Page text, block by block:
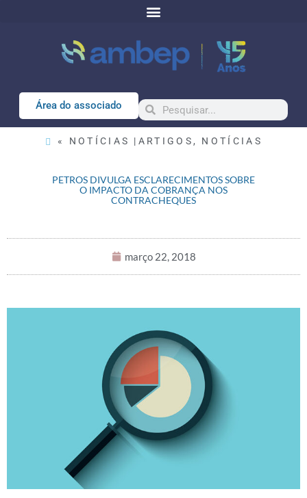
Área do associado
« NOTÍCIAS | ARTIGOS , NOTÍCIAS
PETROS DIVULGA ESCLARECIMENTOS SOBRE
O IMPACTO DA COBRANÇA NOS
CONTRACHEQUES
março 22, 2018